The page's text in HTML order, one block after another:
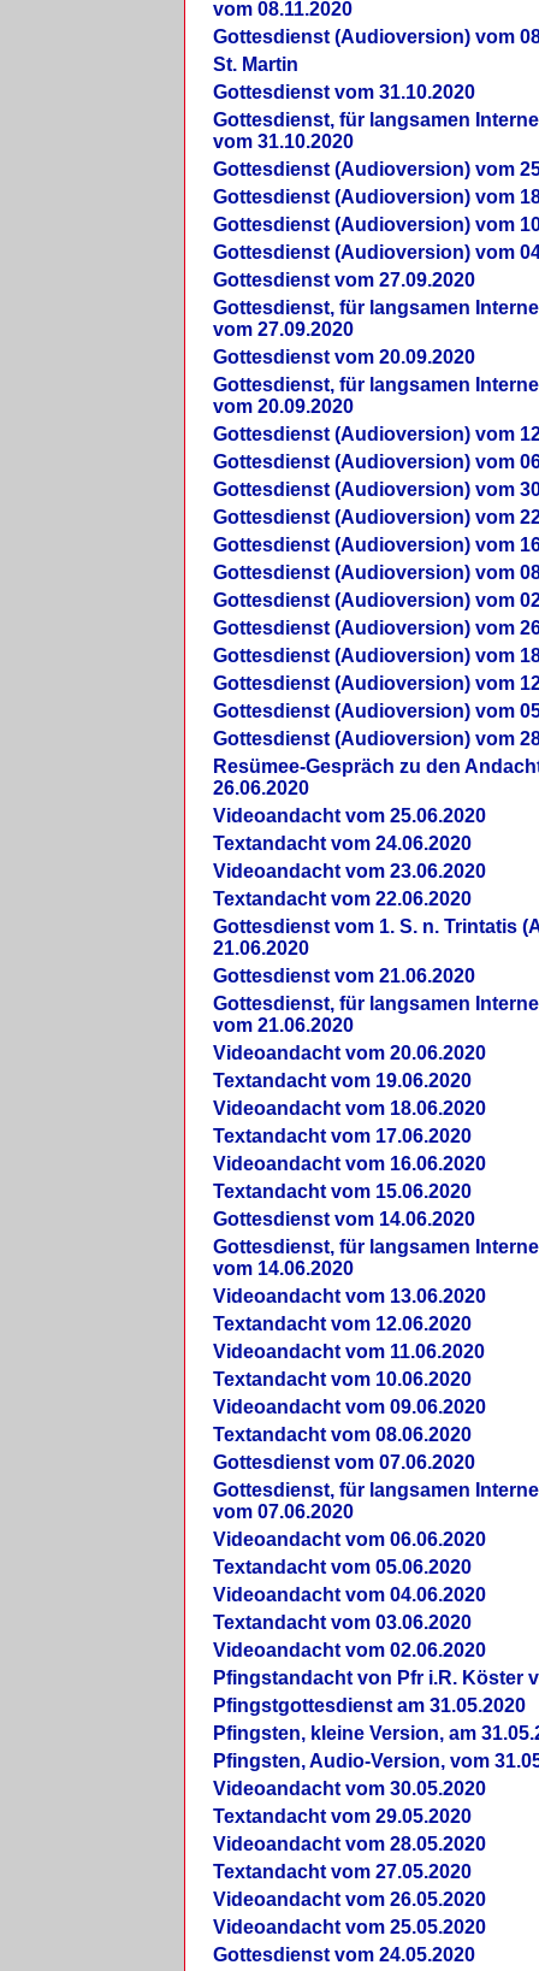
vom 08.11.2020
Gottesdienst (Audioversion) vom
St. Martin
Gottesdienst vom 31.10.2020
Gottesdienst, für langsamen
vom 31.10.2020
Gottesdienst (Audioversion) vom
Gottesdienst (Audioversion) vom
Gottesdienst (Audioversion) vom
Gottesdienst (Audioversion) vom
Gottesdienst vom 27.09.2020
Gottesdienst, für langsamen
vom 27.09.2020
Gottesdienst vom 20.09.2020
Gottesdienst, für langsamen
vom 20.09.2020
Gottesdienst (Audioversion) vom
Gottesdienst (Audioversion) vom
Gottesdienst (Audioversion) vom
Gottesdienst (Audioversion) vom
Gottesdienst (Audioversion) vom
Gottesdienst (Audioversion) vom
Gottesdienst (Audioversion) vom
Gottesdienst (Audioversion) vom
Gottesdienst (Audioversion) vom
Gottesdienst (Audioversion) vom
Gottesdienst (Audioversion) vom
Gottesdienst (Audioversion) vom
Re­sü­mee-Gespräch zu den
26.06.2020
Videoandacht vom 25.06.2020
Textandacht vom 24.06.2020
Videoandacht vom 23.06.2020
Textandacht vom 22.06.2020
Gottesdienst vom 1. S. n. Trintatis
21.06.2020
Gottesdienst vom 21.06.2020
Gottesdienst, für langsamen
vom 21.06.2020
Videoandacht vom 20.06.2020
Textandacht vom 19.06.2020
Videoandacht vom 18.06.2020
Textandacht vom 17.06.2020
Videoandacht vom 16.06.2020
Textandacht vom 15.06.2020
Gottesdienst vom 14.06.2020
Gottesdienst, für langsamen
vom 14.06.2020
Videoandacht vom 13.06.2020
Textandacht vom 12.06.2020
Videoandacht vom 11.06.2020
Textandacht vom 10.06.2020
Videoandacht vom 09.06.2020
Textandacht vom 08.06.2020
Gottesdienst vom 07.06.2020
Gottesdienst, für langsamen
vom 07.06.2020
Videoandacht vom 06.06.2020
Textandacht vom 05.06.2020
Videoandacht vom 04.06.2020
Textandacht vom 03.06.2020
Videoandacht vom 02.06.2020
Pfingstandacht von Pfr i.R. Köster
Pfingstgottesdienst am 31.05.2020
Pfingsten, kleine Version, am
Pfingsten, Audio-Version, vom
Videoandacht vom 30.05.2020
Textandacht vom 29.05.2020
Videoandacht vom 28.05.2020
Textandacht vom 27.05.2020
Videoandacht vom 26.05.2020
Videoandacht vom 25.05.2020
Gottesdienst vom 24.05.2020